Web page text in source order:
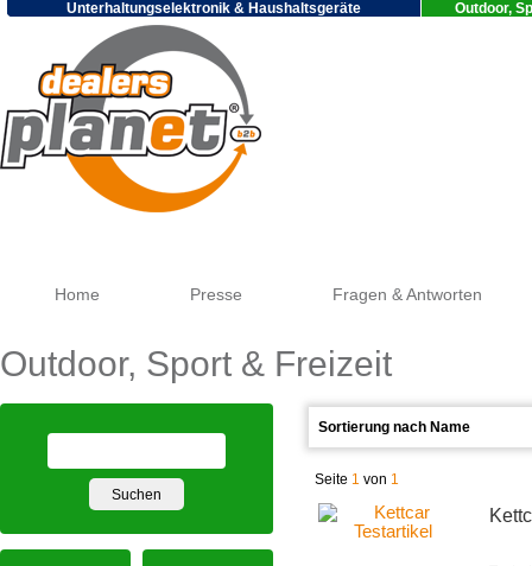
Unterhaltungselektronik & Haushaltsgeräte Outdoor,
Home Presse Fragen & Antworten
Outdoor, Sport & Freizeit
Seite 1 von 1